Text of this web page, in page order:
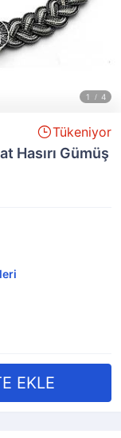
Tükeniyor
Hasırı Gümüş